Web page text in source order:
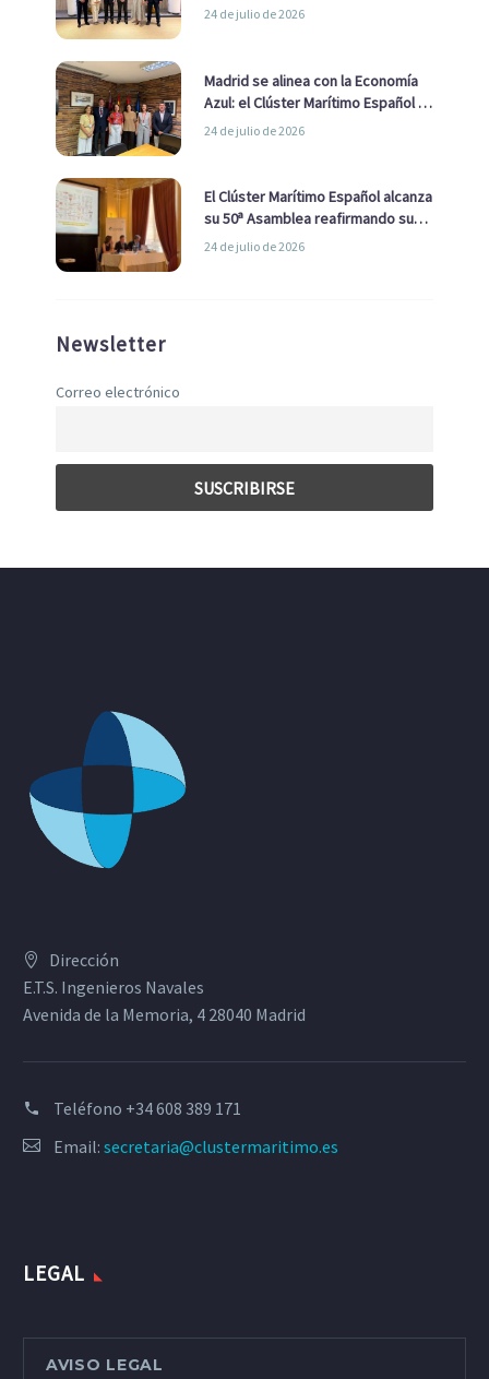
impulsar una estrategia Nacional
24 de julio de 2026
Madrid se alinea con la Economía
Azul: el Clúster Marítimo Español y
la Real Liga Naval avanzan alianzas
24 de julio de 2026
El Clúster Marítimo Español alcanza
su 50ª Asamblea reafirmando su
liderazgo en la Economía Azul
24 de julio de 2026
Newsletter
Correo electrónico
Dirección
E.T.S. Ingenieros Navales
Avenida de la Memoria, 4 28040 Madrid
Teléfono +34 608 389 171
Email: secretaria@clustermaritimo.es
LEGAL
AVISO LEGAL